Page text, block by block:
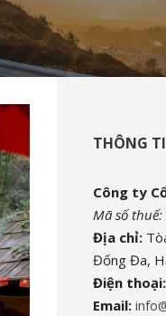
THÔNG
Công ty
Mã số thuế:
Địa chỉ:
Đống Đa,
Điện thoại:
Email: